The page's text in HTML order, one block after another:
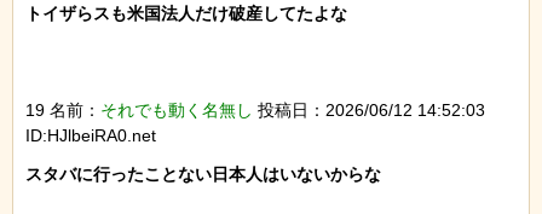
トイザらスも米国法人だけ破産してたよな
19 名前： それでも動く名無し 投稿日：2026/06/12 14:52:03
ID:HJlbeiRA0.net
スタバに行ったことない日本人はいないからな